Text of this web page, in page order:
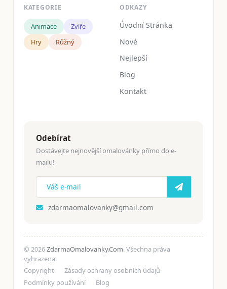
KATEGORIE
Animace
Zvíře
Hry
Růžný
ODKAZY
Úvodní Stránka
Nové
Nejlepší
Blog
Kontakt
Odebírat
Dostávejte nejnovější omalovánky přímo do e-
mailu!
zdarmaomalovanky@gmail.com
© 2026ZdarmaOmalovanky.Com. Všechna práva
vyhrazena.
Copyright
Zásady ochrany osobních údajů
Podmínky používání
Blog